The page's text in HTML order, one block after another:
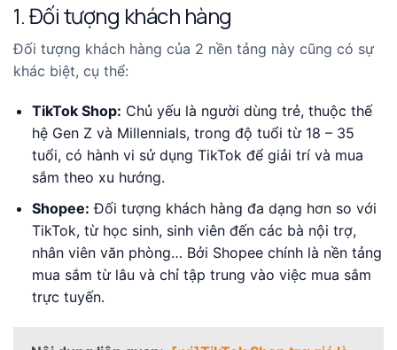
1. Đối tượng khách hàng
Đối tượng khách hàng của 2 nền tảng này cũng có sự
khác biệt, cụ thể:
TikTok Shop: Chủ yếu là người dùng trẻ, thuộc thế
hệ Gen Z và Millennials, trong độ tuổi từ 18 – 35
tuổi, có hành vi sử dụng TikTok để giải trí và mua
sắm theo xu hướng.
Shopee: Đối tượng khách hàng đa dạng hơn so với
TikTok, từ học sinh, sinh viên đến các bà nội trợ,
nhân viên văn phòng… Bởi Shopee chính là nền tảng
mua sắm từ lâu và chỉ tập trung vào việc mua sắm
trực tuyến.